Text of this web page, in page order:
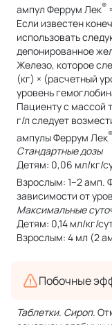
ампул Феррум Лек®
Если известен
использовать
депонированное
Железо, которое
(кг) × (расчетный
уровень
Пациенту с массой
г/л следует
ампулы Феррум Лек®
Стандартные дозы
Детям: 0,06 мл/кг/
Взрослым: 1–2 амп.
зависимости от
Максимальные
Детям: 0,14 мл/кг/
Взрослым: 4 мл (2
Побочные
Таблетки. Сироп.